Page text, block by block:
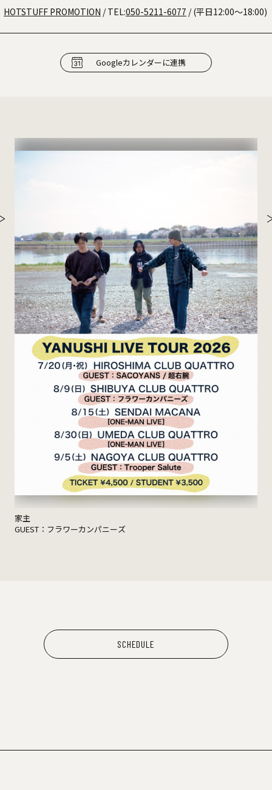
HOTSTUFF PROMOTION / TEL:050-5211-6077 / (平日12:00～18:00)
Googleカレンダーに連携
家主
GUEST：フラワーカンパニーズ
SCHEDULE